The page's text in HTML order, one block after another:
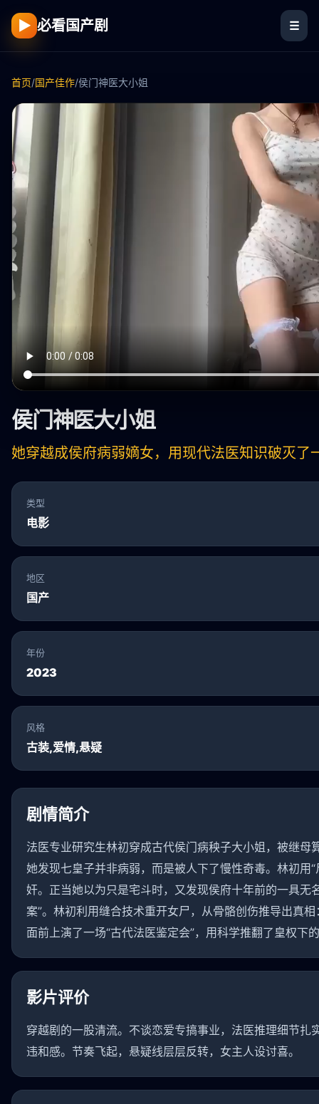
▶ 必看国产剧 ☰
首页/国产佳作/侯门神医大小姐
侯门神医大小姐
她穿越成侯府病弱嫡女，用现代法医知识破灭了
类型
电影
地区
国产
年份
2023
风格
古装,爱情,悬疑
剧情简介
法医专业研究生林初穿成古代侯门病秧子大小姐，被继母
她发现七皇子并非病弱，而是被人下了慢性奇毒。林初用
奸。正当她以为只是宅斗时，又发现侯府十年前的一具无
案”。林初利用缝合技术重开女尸，从骨骼创伤推导出真
面前上演了一场“古代法医鉴定会”，用科学推翻了皇权下
影片评价
穿越剧的一股清流。不谈恋爱专搞事业，法医推理细节扎
违和感。节奏飞起，悬疑线层层反转，女主人设讨喜。